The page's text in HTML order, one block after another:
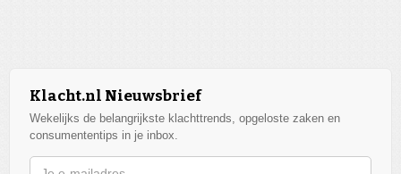
Klacht.nl Nieuwsbrief
Wekelijks de belangrijkste klachttrends, opgeloste zaken en
consumententips in je inbox.